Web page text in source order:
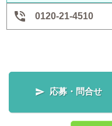
 0120-21-4510
 応募・問合せ